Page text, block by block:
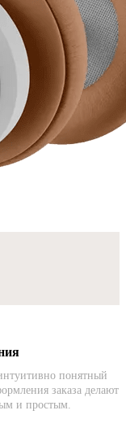
понятный
заказа делают
и простым.